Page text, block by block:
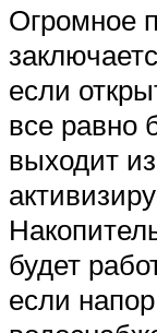
Огромное
если
все равно
выходит
будет
если